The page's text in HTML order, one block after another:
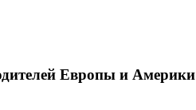
Европы и Америки